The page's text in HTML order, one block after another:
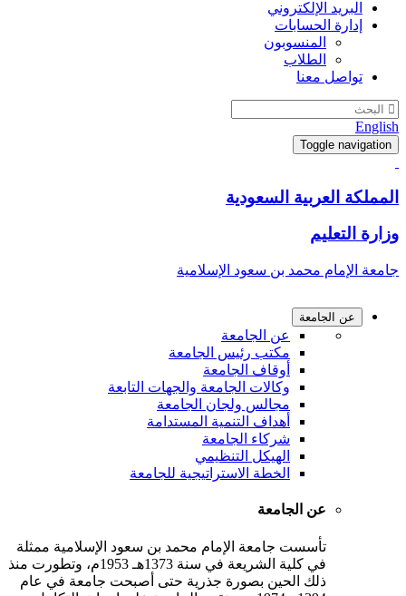
البريد الإلكتروني
إدارة الحسابات
المنسوبون
الطلاب
تواصل معنا
English
Toggle navigation
المملكة العربية السعودية
وزارة التعليم
جامعة الإمام محمد بن سعود الإسلامية
عن الجامعة
عن الجامعة
مكتب رئيس الجامعة
أوقاف الجامعة
وكالات الجامعة والجهات التابعة
مجالس ولجان الجامعة
أهداف التنمية المستدامة
شركاء الجامعة
الهيكل التنظيمي
الخطة الاستراتيجية للجامعة
عن الجامعة
تأسست جامعة الإمام محمد بن سعود الإسلامية ممثلة
في كلية الشريعة في سنة 1373هـ 1953م، وتطورت منذ
ذلك الحين بصورة جذرية حتى أصبحت جامعة في عام